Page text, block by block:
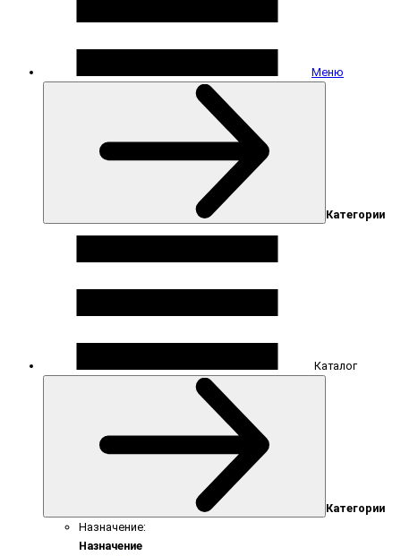
Меню
Категории
Каталог
Категории
Назначение:
Назначение